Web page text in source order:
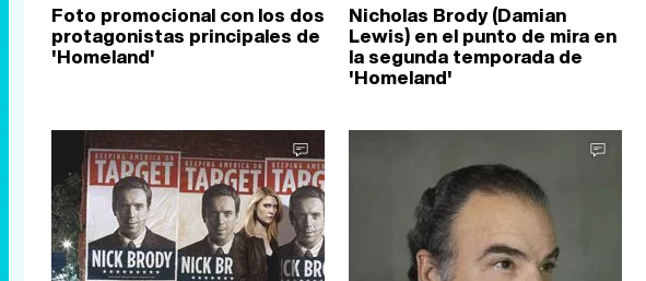
Foto promocional con los dos
protagonistas principales de
'Homeland'
Nicholas Brody (Damian
Lewis) en el punto de mira en
la segunda temporada de
'Homeland'